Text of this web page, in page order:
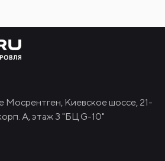
Мосрентген, Киевское шоссе, 21-
А, этаж 3 "БЦ G-10"